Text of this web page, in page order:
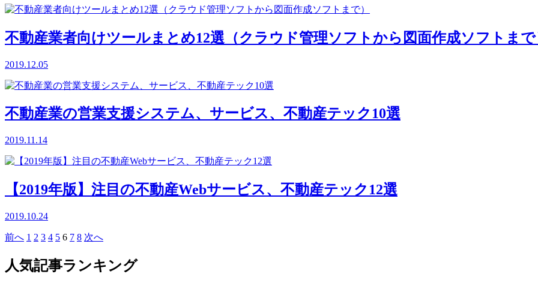
不動産業者向けツールまとめ12選（クラウド管理ソフトから図面作成ソフトま
2019.12.05
不動産業の営業支援システム、サービス、不動産テック10選
2019.11.14
【2019年版】注目の不動産Webサービス、不動産テック12選
2019.10.24
前へ 1 2 3 4 5 6 7 8 次へ
⼈気記事ランキング